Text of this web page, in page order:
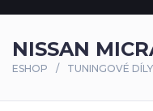
NISSAN
ESHOP TUNINGOVÉ DÍLY